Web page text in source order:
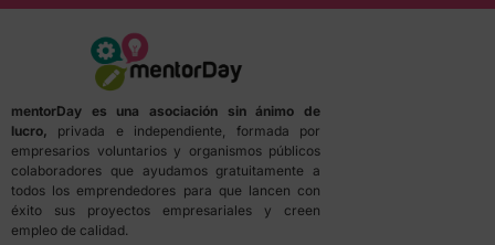
mentorDay es una asociación sin ánimo de
lucro, privada e independiente, formada por
empresarios voluntarios y organismos públicos
colaboradores que ayudamos gratuitamente a
todos los emprendedores para que lancen con
éxito sus proyectos empresariales y creen
empleo de calidad.